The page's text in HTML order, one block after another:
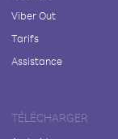
Viber Out
Tarifs
Assistance
TÉLÉCHARGER